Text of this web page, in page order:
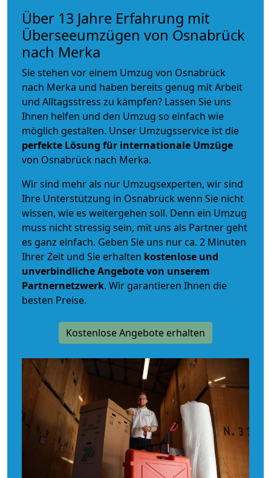
Über 13 Jahre Erfahrung mit
Überseeumzügen von Osnabrück
nach Merka
Sie stehen vor einem Umzug von Osnabrück
nach Merka und haben bereits genug mit Arbeit
und Alltagsstress zu kämpfen? Lassen Sie uns
Ihnen helfen und den Umzug so einfach wie
möglich gestalten. Unser Umzugsservice ist die
perfekte Lösung für internationale Umzüge
von Osnabrück nach Merka.
Wir sind mehr als nur Umzugsexperten, wir sind
Ihre Unterstützung in Osnabrück wenn Sie nicht
wissen, wie es weitergehen soll. Denn ein Umzug
muss nicht stressig sein, mit uns als Partner geht
es ganz einfach. Geben Sie uns nur ca. 2 Minuten
Ihrer Zeit und Sie erhalten kostenlose und
unverbindlicheAngebote von unserem
Partnernetzwerk. Wir garantieren Ihnen die
besten Preise.
Kostenlose Angebote erhalten